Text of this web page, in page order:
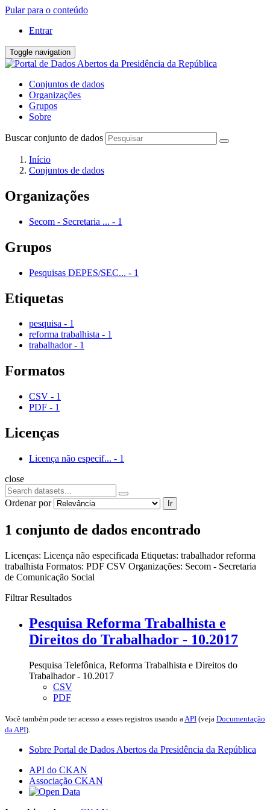
Pular para o conteúdo
Entrar
Toggle navigation
Conjuntos de dados
Organizações
Grupos
Sobre
Buscar conjunto de dados
Início
Conjuntos de dados
Organizações
Secom - Secretaria ... - 1
Grupos
Pesquisas DEPES/SEC... - 1
Etiquetas
pesquisa - 1
reforma trabalhista - 1
trabalhador - 1
Formatos
CSV - 1
PDF - 1
Licenças
Licença não especif... - 1
close
Ordenar por Ir
1 conjunto de dados encontrado
Licenças: Licença não especificada Etiquetas: trabalhadorreforma
trabalhista Formatos: PDF CSV Organizações: Secom - Secretaria
de Comunicação Social
Filtrar Resultados
Pesquisa Reforma Trabalhista e
Direitos do Trabalhador - 10.2017
Pesquisa Telefônica, Reforma Trabalhista e Direitos do
Trabalhador - 10.2017
CSV
PDF
Você também pode ter acesso a esses registros usando a API (veja Documentação
da API).
Sobre Portal de Dados Abertos da Presidência da República
API do CKAN
Associação CKAN